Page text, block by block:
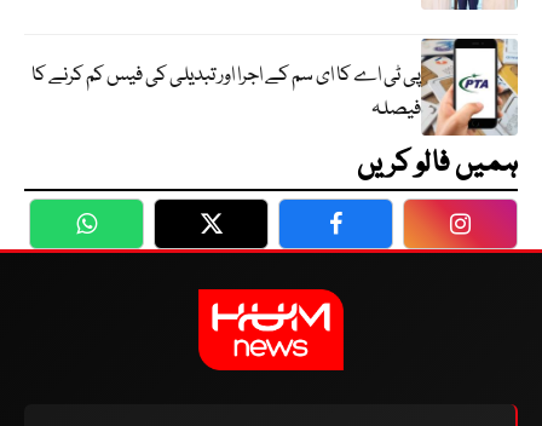
پی ٹی اے کا ای سم کے اجرا اور تبدیلی کی فیس کم کرنے کا
فیصلہ
ہمیں فالو کریں
WhatsApp Twitter Facebook